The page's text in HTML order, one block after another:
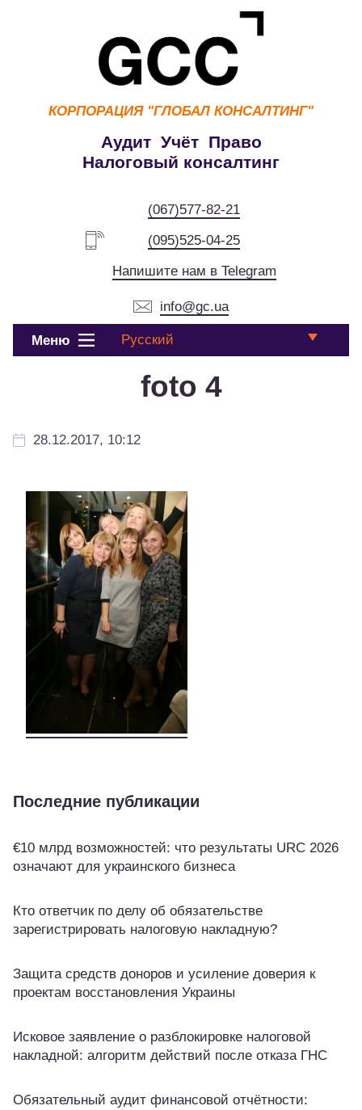
КОРПОРАЦИЯ "ГЛОБАЛ КОНСАЛТИНГ"
Аудит Учёт Право
Налоговый консалтинг
(067)577-82-21
(095)525-04-25
Напишите нам в Telegram
info@gc.ua
Меню Русский
foto 4
28.12.2017, 10:12
Последние публикации
€10 млрд возможностей: что результаты URC 2026
означают для украинского бизнеса
Кто ответчик по делу об обязательстве
зарегистрировать налоговую накладную?
Защита средств доноров и усиление доверия к
проектам восстановления Украины
Исковое заявление о разблокировке налоговой
накладной: алгоритм действий после отказа ГНС
Обязательный аудит финансовой отчётности: